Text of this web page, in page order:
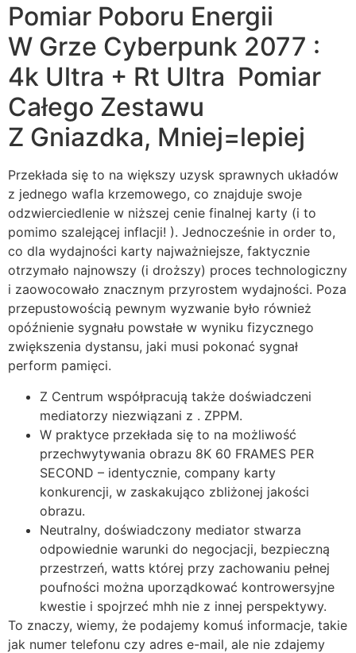
Pomiar Poboru Energii
W Grze Cyberpunk 2077 :
4k Ultra + Rt Ultra Pomiar
Całego Zestawu
Z Gniazdka, Mniej=lepiej
Przekłada się to na większy uzysk sprawnych układów
z jednego wafla krzemowego, co znajduje swoje
odzwierciedlenie w niższej cenie finalnej karty (i to
pomimo szalejącej inflacji! ). Jednocześnie in order to,
co dla wydajności karty najważniejsze, faktycznie
otrzymało najnowszy (i droższy) proces technologiczny
i zaowocowało znacznym przyrostem wydajności. Poza
przepustowością pewnym wyzwanie było również
opóźnienie sygnału powstałe w wyniku fizycznego
zwiększenia dystansu, jaki musi pokonać sygnał
perform pamięci.
Z Centrum współpracują także doświadczeni
mediatorzy niezwiązani z . ZPPM.
W praktyce przekłada się to na możliwość
przechwytywania obrazu 8K 60 FRAMES PER
SECOND – identycznie, company karty
konkurencji, w zaskakująco zbliżonej jakości
obrazu.
Neutralny, doświadczony mediator stwarza
odpowiednie warunki do negocjacji, bezpieczną
przestrzeń, watts której przy zachowaniu pełnej
poufności można uporządkować kontrowersyjne
kwestie i spojrzeć mhh nie z innej perspektywy.
To znaczy, wiemy, że podajemy komuś informacje, takie
jak numer telefonu czy adres e-mail, ale nie zdajemy